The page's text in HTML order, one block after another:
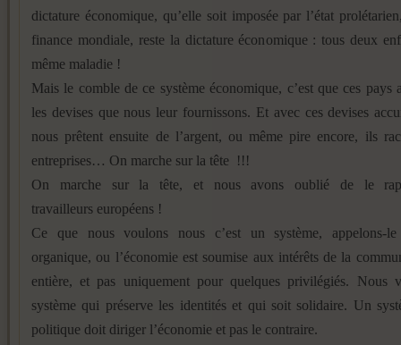
dictature économique, qu’elle soit imposée par l’état
finance mondiale, reste la dictature économique : tous deux
même maladie !
Mais le comble de ce système économique, c’est que ces pays
les devises que nous leur fournissons. Et avec ces devises
nous prêtent ensuite de l’argent, ou même pire encore, ils
entreprises… On marche sur la tête !!!
On marche sur la tête, et nous avons oublié de le
travailleurs européens !
Ce que nous voulons nous c’est un système, appelons-le
organique, ou l’économie est soumise aux intérêts de la
entière, et pas uniquement pour quelques privilégiés. Nous
système qui préserve les identités et qui soit solidaire. Un
politique doit diriger l’économie et pas le contraire.